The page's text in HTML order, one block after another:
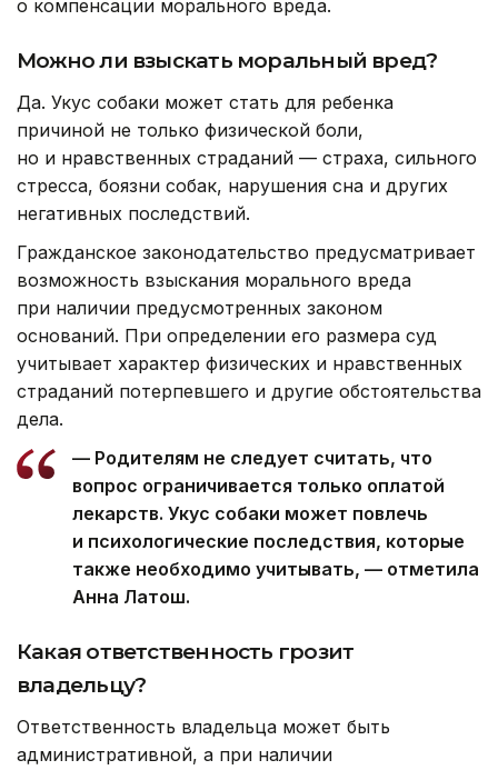
о компенсации морального вреда.
Можно ли взыскать моральный вред?
Да. Укус собаки может стать для ребенка
причиной не только физической боли,
но и нравственных страданий — страха, сильного
стресса, боязни собак, нарушения сна и других
негативных последствий.
Гражданское законодательство предусматривает
возможность взыскания морального вреда
при наличии предусмотренных законом
оснований. При определении его размера суд
учитывает характер физических и нравственных
страданий потерпевшего и другие обстоятельства
дела.
— Родителям не следует считать, что
вопрос ограничивается только оплатой
лекарств. Укус собаки может повлечь
и психологические последствия, которые
также необходимо учитывать, — отметила
Анна Латош.
Какая ответственность грозит
владельцу?
Ответственность владельца может быть
административной, а при наличии